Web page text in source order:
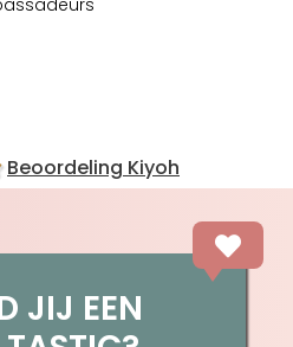
Beoordeling Kiyoh
JIJ EEN